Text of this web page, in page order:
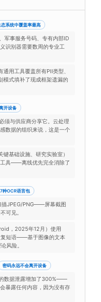
态系统中覆盖率最高
事服务号码、专有内部ID
识别器需要数周的专业工
用工具覆盖所有PII类型、
式填补了现成框架遗漏的
开设备
须与供应商分享它。云处理
数据的组织来说，这是一个
基础设施、研究实验室）
具——离线优先完全消除了
种OCR语言包
JPEG/PNG——屏幕截图
可见。
，2025年12月）使用
复短语——基于图像的文本
风险。
密码永远不会离开设备
数据泄露增加了300%——
暴露任何内容，因为没有存